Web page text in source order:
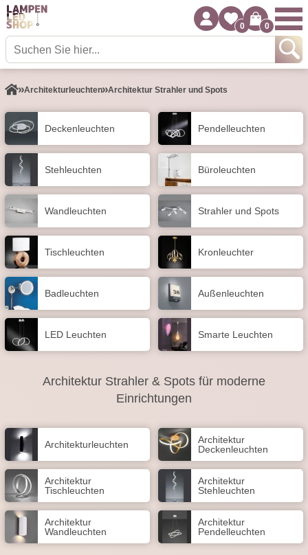
0 0
Architektur­leuchten Architektur Strahler und Spots
Decken­leuchten Pendel­leuchten
Stehleuchten Büroleuchten
Wand­leuchten Strahler und Spots
Tisch­leuchten Kronleuchter
Badleuchten Außen­leuchten
LED Leuchten Smarte Leuchten
Architektur Strahler & Spots für moderne
Einrichtungen
Architektur­leuchten
Architektur
Deckenleuchten
Architektur
Tischleuchten
Architektur
Stehleuchten
Architektur
Wandleuchten
Architektur
Pendelleuchten